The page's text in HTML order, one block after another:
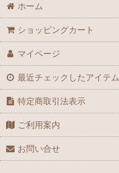
ホーム
ショッピングカート
マイページ
最近チェックしたアイテム
特定商取引法表示
ご利用案内
お問い合せ